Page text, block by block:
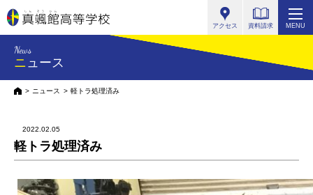
アクセス 資料請求 MENU
News
ニュース
HOMEニュース 軽トラ処理済み
2022.02.05
軽トラ処理済み